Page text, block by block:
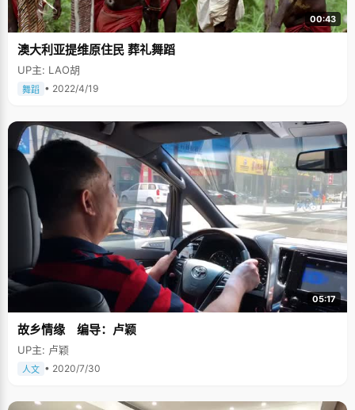
00:43
澳大利亚提维原住民 葬礼舞蹈
UP主: LAO胡
舞蹈 • 2022/4/19
05:17
故乡情缘 编导：卢颖
UP主: 卢颖
人文 • 2020/7/30